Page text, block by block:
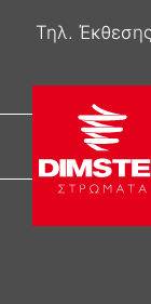
Τηλ.